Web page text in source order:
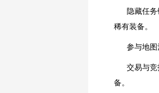
隐藏任
稀有装备。
参与地图
交易与
备。